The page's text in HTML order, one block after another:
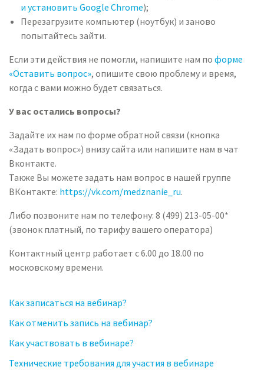
и установить Google Chromе);
Перезагрузите компьютер (ноутбук) и заново
попытайтесь зайти.
Если эти действия не помогли, напишите нам по форме
«Оставить вопрос», опишите свою проблему и время,
когда с вами можно будет связаться.
У вас остались вопросы?
Задайте их нам по форме обратной связи (кнопка
«Задать вопрос») внизу сайта или напишите нам в чат
Вконтакте.
Также Вы можете задать нам вопрос в нашей группе
ВКонтакте: https://vk.com/medznanie_ru.
Либо позвоните нам по телефону: 8 (499) 213-05-00*
(звонок платный, по тарифу вашего оператора)
Контактный центр работает с 6.00 до 18.00 по
московскому времени.
Как записаться на вебинар?
Как отменить запись на вебинар?
Как участвовать в вебинаре?
Технические требования для участия в вебинаре